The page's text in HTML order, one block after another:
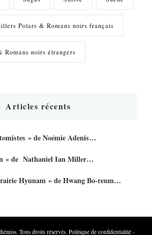
Polars & Romans noirs français
Romans noirs étrangers
Articles récents
» de Noémie Adenis…
» de Nathaniel Ian Miller…
Hyunam » de Hwang Bo-reum…
. Tous droits réservés. Politique de confidentialité -